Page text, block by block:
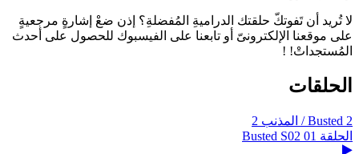
لا تُريد أن تَفوتكّ حلقتك الدراميةِ المُفضلةِ؟ إذن ضعْ إشارةٍ مرجعيةٍ
على موقعنا الإلكترونىّ أو تابعنا على الفيسبوك للحصول على أحدث
المُستجداتْ! !
الحلقات
Busted 2 / المذنب 2
الحلقة 01 Busted S02